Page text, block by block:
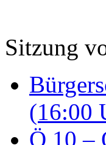
Sitzung
(16:00
Ö 10 –